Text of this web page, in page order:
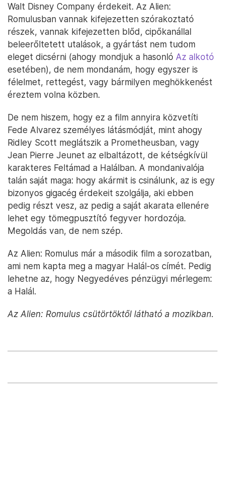
Walt Disney Company érdekeit. Az Alien:
Romulusban vannak kifejezetten szórakoztató
részek, vannak kifejezetten blőd, cipőkanállal
beleerőltetett utalások, a gyártást nem tudom
eleget dicsérni (ahogy mondjuk a hasonló Az alkotó
esetében), de nem mondanám, hogy egyszer is
félelmet, rettegést, vagy bármilyen meghökkenést
éreztem volna közben.
De nem hiszem, hogy ez a film annyira közvetíti
Fede Alvarez személyes látásmódját, mint ahogy
Ridley Scott meglátszik a Prometheusban, vagy
Jean Pierre Jeunet az elbaltázott, de kétségkívül
karakteres Feltámad a Halálban. A mondanivalója
talán saját maga: hogy akármit is csinálunk, az is egy
bizonyos gigacég érdekeit szolgálja, aki ebben
pedig részt vesz, az pedig a saját akarata ellenére
lehet egy tömegpusztító fegyver hordozója.
Megoldás van, de nem szép.
Az Alien: Romulus már a második film a sorozatban,
ami nem kapta meg a magyar Halál-os címét. Pedig
lehetne az, hogy Negyedéves pénzügyi mérlegem:
a Halál.
Az Alien: Romulus csütörtöktől látható a mozikban.